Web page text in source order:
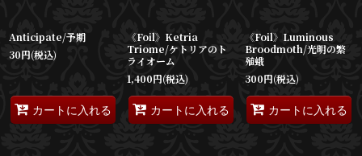
Anticipate/予期
30円(税込)
カートに入れる
《Foil》Ketria
Triome/ケトリアのト
ライオーム
1,400円(税込)
カートに入れる
《Foil》Luminous
Broodmoth/光明の繁
殖蛾
300円(税込)
カートに入れる